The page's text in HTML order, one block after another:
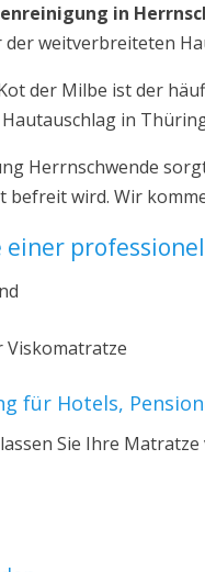
in
weitverbreiteten
der Milbe ist der
in
Herrnschwende
wird. Wir
einer
Viskomatratze
für Hotels,
Sie Ihre